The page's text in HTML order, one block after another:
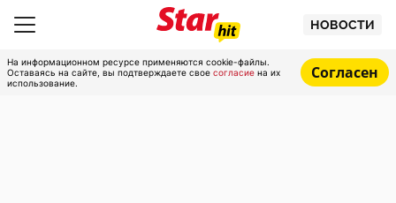
НОВОСТИ
На информационном ресурсе применяются cookie-файлы.
Оставаясь на сайте, вы подтверждаете свое согласие на их
использование.
Согласен